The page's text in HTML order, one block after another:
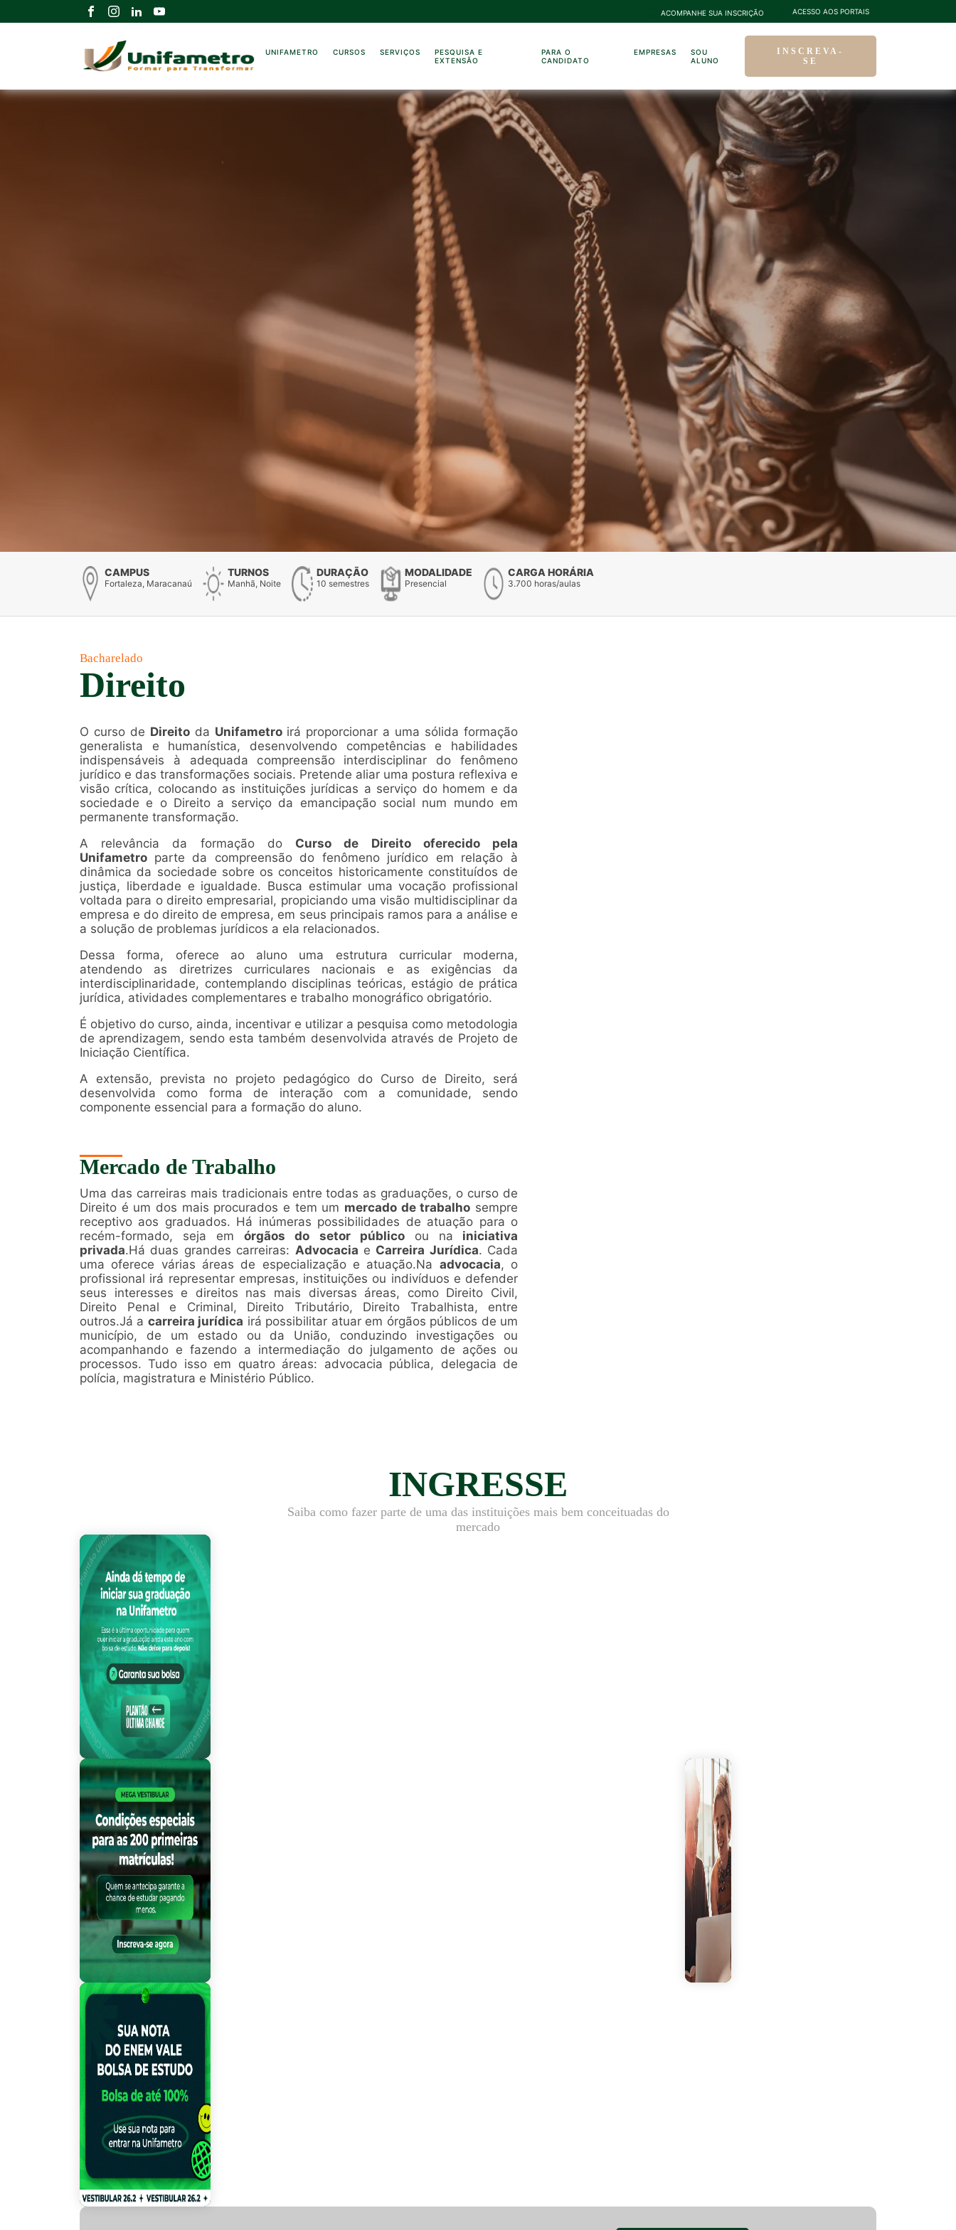
ACOMPANHE SUA INSCRIÇÃO ACESSO AOS PORTAIS
UNIFAMETRO CURSOS SERVIÇOS
PESQUISA E
EXTENSÃO
PARA O
CANDIDATO
EMPRESAS
SOU
ALUNO
INSCREVA-
SE
CAMPUS
Fortaleza, Maracanaú
TURNOS
Manhã, Noite
DURAÇÃO
10 semestres
MODALIDADE
Presencial
CARGA HORÁRIA
3.700 horas/aulas
Bacharelado
Direito
O curso de Direitoda Unifametroirá proporcionar a uma sólida formação
generalista e humanística, desenvolvendo competências e habilidades
indispensáveis à adequada compreensão interdisciplinar do fenômeno
jurídico e das transformações sociais. Pretende aliar uma postura reflexiva e
visão crítica, colocando as instituições jurídicas a serviço do homem e da
sociedade e o Direito a serviço da emancipação social num mundo em
permanente transformação.
A relevância da formação do Curso de Direito oferecido pela
Unifametro parte da compreensão do fenômeno jurídico em relação à
dinâmica da sociedade sobre os conceitos historicamente constituídos de
justiça, liberdade e igualdade. Busca estimular uma vocação profissional
voltada para o direito empresarial, propiciando uma visão multidisciplinar da
empresa e do direito de empresa, em seus principais ramos para a análise e
a solução de problemas jurídicos a ela relacionados.
Dessa forma, oferece ao aluno uma estrutura curricular moderna,
atendendo as diretrizes curriculares nacionais e as exigências da
interdisciplinaridade, contemplando disciplinas teóricas, estágio de prática
jurídica, atividades complementares e trabalho monográfico obrigatório.
É objetivo do curso, ainda, incentivar e utilizar a pesquisa como metodologia
de aprendizagem, sendo esta também desenvolvida através de Projeto de
Iniciação Científica.
A extensão, prevista no projeto pedagógico do Curso de Direito, será
desenvolvida como forma de interação com a comunidade, sendo
componente essencial para a formação do aluno.
Mercado de Trabalho
Uma das carreiras mais tradicionais entre todas as graduações, o curso de
Direito é um dos mais procurados e tem um mercado de trabalho sempre
receptivo aos graduados. Há inúmeras possibilidades de atuação para o
recém-formado, seja emórgãos do setor públicoou na iniciativa
privada.Há duas grandes carreiras: Advocacia e Carreira Jurídica. Cada
uma oferece várias áreas de especialização e atuação.Na advocacia, o
profissional irá representar empresas, instituições ou indivíduos e defender
seus interesses e direitos nas mais diversas áreas, como Direito Civil,
Direito Penal e Criminal, Direito Tributário, Direito Trabalhista, entre
outros.Já a carreira jurídica irá possibilitar atuar em órgãos públicos de um
município, de um estado ou da União, conduzindo investigações ou
acompanhando e fazendo a intermediação do julgamento de ações ou
processos. Tudo isso em quatro áreas: advocacia pública, delegacia de
polícia, magistratura e Ministério Público.
INGRESSE
Saiba como fazer parte de uma das instituições mais bem conceituadas do
mercado
Vestibular